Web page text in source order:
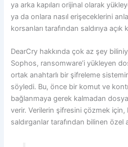
ya arka kapıları orijinal olarak
ya da onlara nasıl erişeceklerini
korsanları tarafından saldırıya açık
DearCry hakkında çok az şey
Sophos, ransomware’i yükleyen
ortak anahtarlı bir şifreleme
söyledi. Bu, önce bir komut ve
bağlanmaya gerek kalmadan
verir. Verilerin şifresini çözmek
saldırganlar tarafından bilinen özel